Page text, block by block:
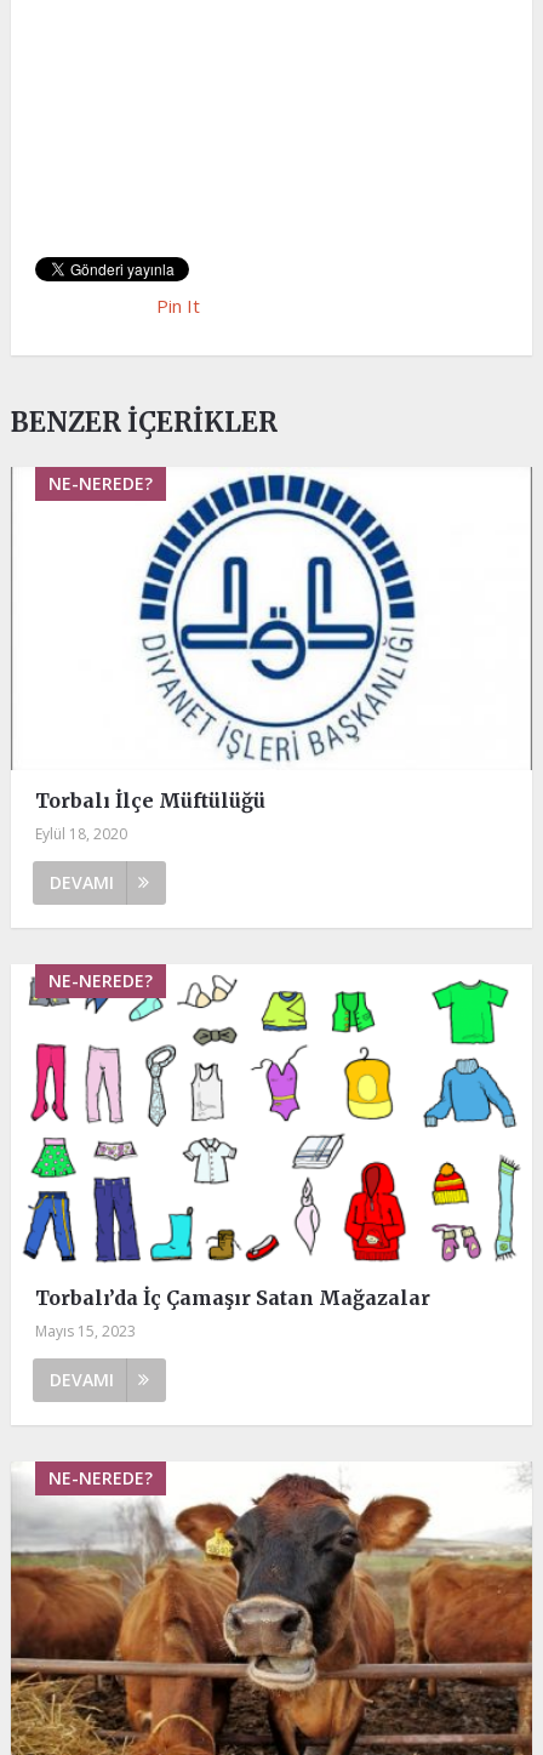
Pin It
BENZER İÇERIKLER
NE-NEREDE?
Torbalı İlçe Müftülüğü
Eylül 18, 2020
DEVAMI
NE-NEREDE?
Torbalı’da İç Çamaşır Satan Mağazalar
Mayıs 15, 2023
DEVAMI
NE-NEREDE?